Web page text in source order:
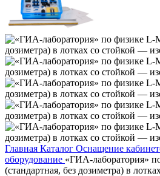
Главная Каталог Оснащение
оборудование «ГИА-лаборатория»
(стандартная, без дозиметра) в